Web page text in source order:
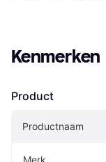
Kenmerken
Product
Productnaam
Merk